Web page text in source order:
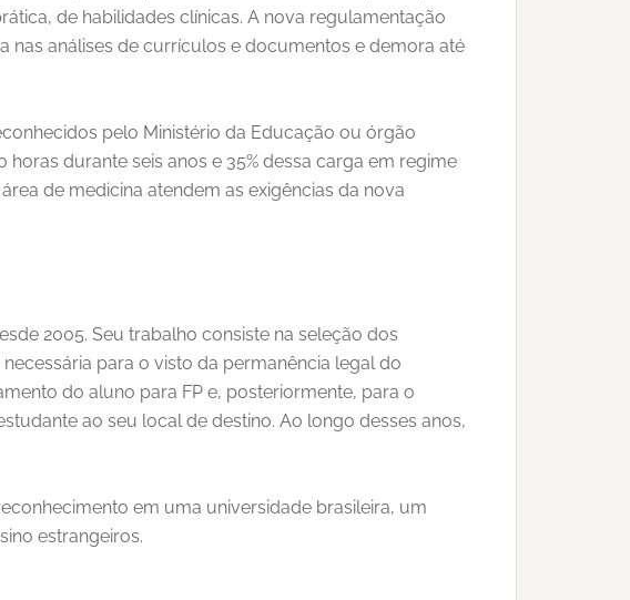
de habilidades clínicas. A nova regulamentação
nas análises de currículos e documentos e demora até
pelo Ministério da Educação ou órgão
durante seis anos e 35% dessa carga em regime
de medicina atendem as exigências da nova
2005. Seu trabalho consiste na seleção dos
para o visto da permanência legal do
do aluno para FP e, posteriormente, para o
ao seu local de destino. Ao longo desses anos,
em uma universidade brasileira, um
estrangeiros.